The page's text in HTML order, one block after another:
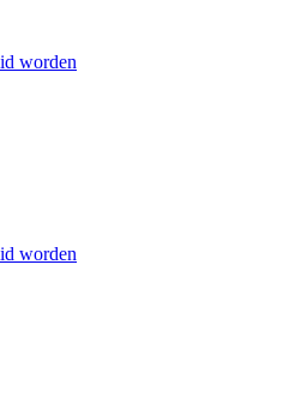
worden
worden